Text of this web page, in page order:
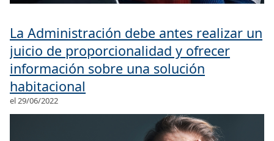
La Administración debe antes realizar un
juicio de proporcionalidad y ofrecer
información sobre una solución
habitacional
el 29/06/2022